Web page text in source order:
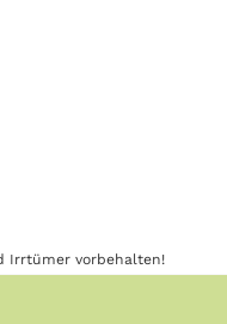
Irrtümer vorbehalten!